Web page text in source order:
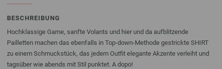
BESCHREIBUNG
Hochklassige Garne, sanfte Volants und hier und da aufblitzende
Pailletten machen das ebenfalls in Top-down-Methode gestrickte SHIRT
zu einem Schmuckstück, das jedem Outfit elegante Akzente verleiht und
tagsüber wie abends mit Stil punktet. A dopo!